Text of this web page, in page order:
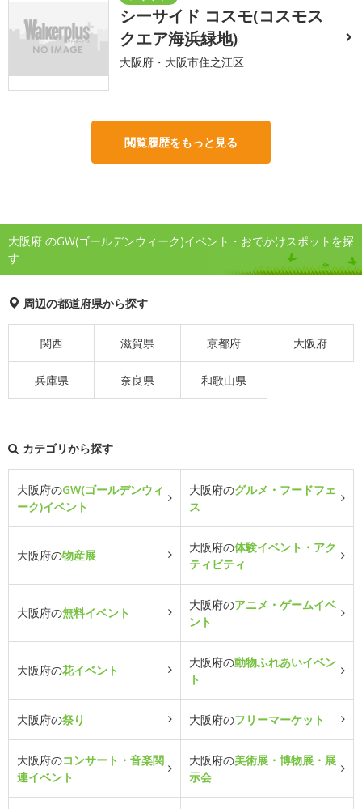
シーサイド コスモ(コスモス
クエア海浜緑地)
大阪府・大阪市住之江区
閲覧履歴をもっと見る
大阪府 のGW(ゴールデンウィーク)イベント・おでかけスポットを探
す
周辺の都道府県から探す
関西 滋賀県 京都府 大阪府
兵庫県 奈良県 和歌山県
カテゴリから探す
大阪府のGW(ゴールデンウィ
ーク)イベント
大阪府のグルメ・フードフェ
ス
大阪府の物産展
大阪府の体験イベント・アク
ティビティ
大阪府の無料イベント
大阪府のアニメ・ゲームイベ
ント
大阪府の花イベント
大阪府の動物ふれあいイベン
ト
大阪府の祭り 大阪府のフリーマーケット
大阪府のコンサート・音楽関
連イベント
大阪府の美術展・博物展・展
示会